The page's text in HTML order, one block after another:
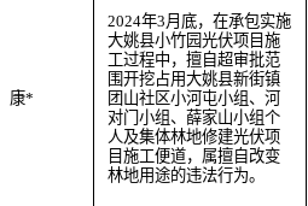
康*
2024年3月 底， 在承包实施
大姚县小竹园光伏项目施
工过程中， 擅自超审批范
围开挖占用大姚县新街镇
团山社区小河屯小组、河
对门小组、薛家山小组个
人及集体林地修建光伏项
目施工便道，属擅自改变
林地用途的违法行为。